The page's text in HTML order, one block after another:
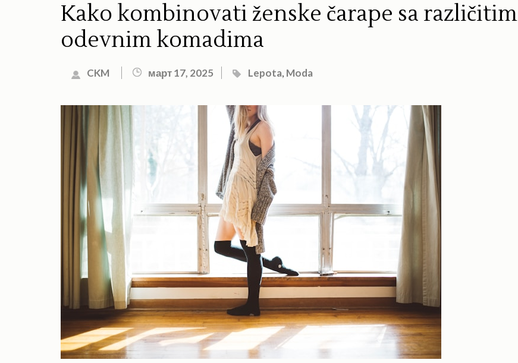
Kako kombinovati ženske čarape sa različitim
odevnim komadima
CKM март 17, 2025 Lepota, Moda